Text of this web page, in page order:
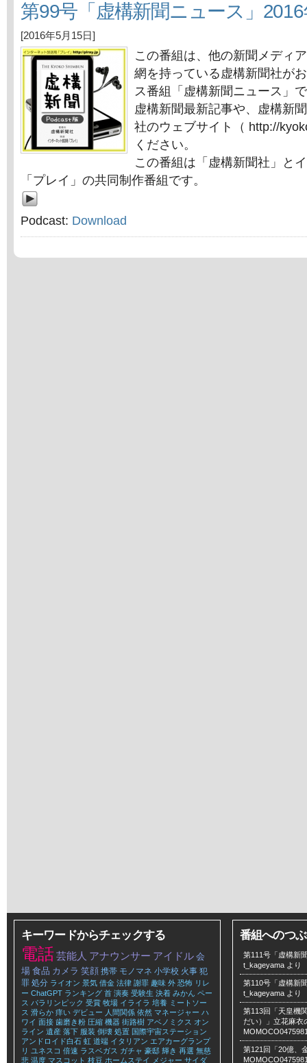
第99号「虚構新聞ニュース」
[2016年5月15日]
この番組は、他の新聞メディ
網を持っている虚構新聞社が
ス番組「虚構新聞ニュース」
虚構新聞最新記事や、虚構新
社のウェブサイト（ http://
ください。
この番組は「虚構新聞社」と
「プレイ」の共同制作番組です。
Podcast: Download
キーワードからチェックする
電話芸能人 アナウンサー アイドル 会
場 食品 カメラ 笑顔 携帯 モノマネ 小学校 火事 犯
罪 処分 ライオン 景気 借金 法律 謝罪 趣味 外 恐怖 リレ
ー ChatGPT ランキング 首 演奏 受験生 決着 みかん ペー
ス パラリンピック 受賞 牧場 イライラ 培養 ミートソー
ス 滑らか 痒い デビュー 人間関係 依然 マネージャー ハ
ワイ 面接 歯磨き粉 圧縮 機器 街路樹 アベノミクス オン
ライン 遺産 落下 服装 倒壊 処置 国際宇宙ステーション
アンドロイド白石 虹 道端 イタリアン エアカーグランプ
リ
ユネスコ 倍速 ラスベガス ガチャ 豪邸 輝き 再選 無慈
悲 温度 マスコット 枝豆 ホームステイ メジャー サイダ
番組へのつ
第111号「虚構新
t_kageyama より
第110号「虚構新
t_kageyama より
第113回「天皇機
だい）」立花麻衣
第121回「20億、